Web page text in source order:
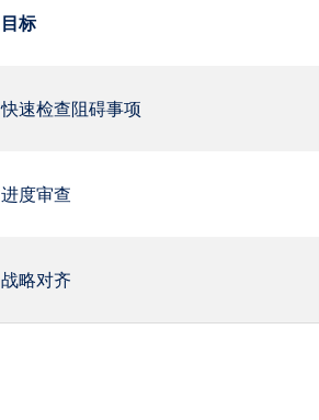
目标
快速检查阻碍事项
进度审查
战略对齐